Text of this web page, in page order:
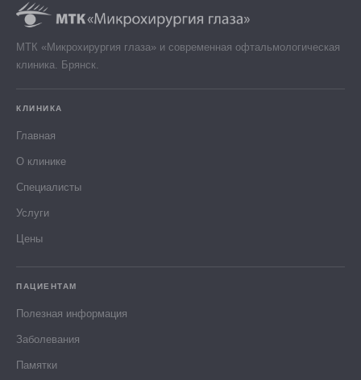
МТК «Микрохирургия глаза» и современная офтальмологическая
клиника. Брянск.
КЛИНИКА
Главная
О клинике
Специалисты
Услуги
Цены
ПАЦИЕНТАМ
Полезная информация
Заболевания
Памятки